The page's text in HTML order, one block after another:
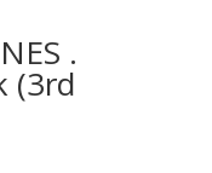
.
(3rd